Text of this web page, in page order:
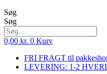
Søg
Søg
0,00 kr. 0 Kurv
FRI FRAGT til
LEVERING: 1-2